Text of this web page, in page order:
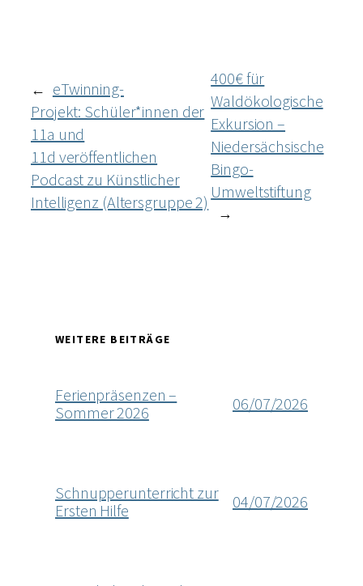
← eTwinning-
Projekt: Schüler*innen der
11a und
11d veröffentlichen
Podcast zu Künstlicher
Intelligenz (Altersgruppe 2)
400€ für
Waldökologische
Exkursion –
Niedersächsische
Bingo-
Umweltstiftung
→
WEITERE BEITRÄGE
Ferienpräsenzen –
Sommer 2026
06/07/2026
Schnupperunterricht zur
Ersten Hilfe
04/07/2026